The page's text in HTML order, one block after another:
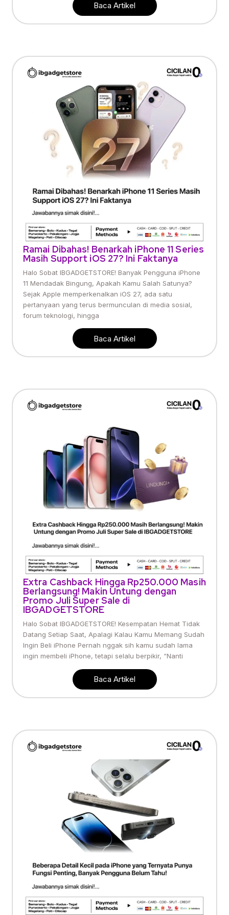
Baca Artikel
Ramai Dibahas! Benarkah iPhone 11 Series
Masih Support iOS 27? Ini Faktanya
Halo Sobat IBGADGETSTORE! Banyak Pengguna iPhone
11 Mendadak Bingung, Apakah Kamu Salah Satunya?
Sejak Apple memperkenalkan iOS 27, ada satu
pertanyaan yang terus bermunculan di media sosial,
forum teknologi, hingga
Baca Artikel
Extra Cashback Hingga Rp250.000 Masih
Berlangsung! Makin Untung dengan
Promo Juli Super Sale di
IBGADGETSTORE
Halo Sobat IBGADGETSTORE! Kesempatan Hemat Tidak
Datang Setiap Saat, Apalagi Kalau Kamu Memang Sudah
Ingin Beli iPhone Pernah nggak sih kamu sudah lama
ingin membeli iPhone, tetapi selalu berpikir, “Nanti
Baca Artikel